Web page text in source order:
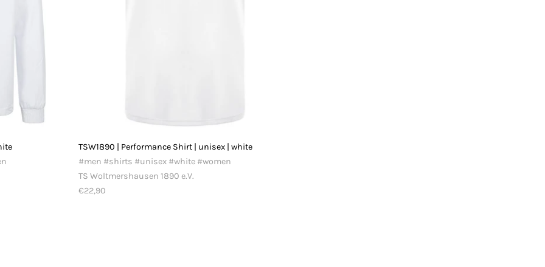
TSW1890 | Performance Shirt | unisex | white
#men #shirts #unisex #white #women
TS Woltmershausen 1890 e.V.
€22,90